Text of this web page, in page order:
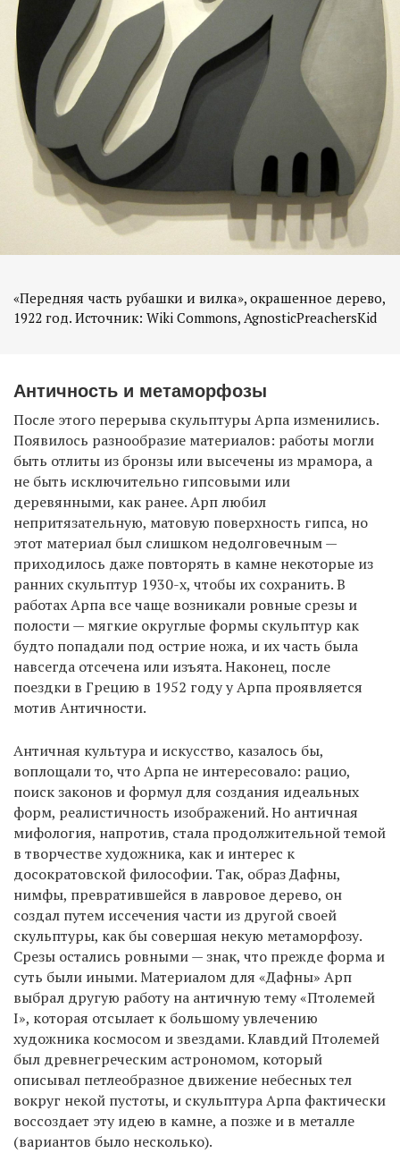
«Передняя часть рубашки и вилка», окрашенное дерево,
Античность и метаморфозы
После этого перерыва скульптуры Арпа изменились.
Появилось разнообразие материалов: работы могли
быть отлиты из бронзы или высечены из мрамора, а
не быть исключительно гипсовыми или
деревянными, как ранее. Арп любил
непритязательную, матовую поверхность гипса, но
этот материал был слишком недолговечным —
приходилось даже повторять в камне некоторые из
ранних скульптур 1930-х, чтобы их сохранить. В
работах Арпа все чаще возникали ровные срезы и
полости — мягкие округлые формы скульптур как
будто попадали под острие ножа, и их часть была
навсегда отсечена или изъята. Наконец, после
поездки в Грецию в 1952 году у Арпа проявляется
мотив Античности.
Античная культура и искусство, казалось бы,
воплощали то, что Арпа не интересовало: рацио,
поиск законов и формул для создания идеальных
форм, реалистичность изображений. Но античная
мифология, напротив, стала продолжительной темой
в творчестве художника, как и интерес к
досократовской философии. Так, образ Дафны,
нимфы, превратившейся в лавровое дерево, он
создал путем иссечения части из другой своей
скульптуры, как бы совершая некую метаморфозу.
Срезы остались ровными — знак, что прежде форма и
суть были иными. Материалом для «Дафны» Арп
выбрал другую работу на античную тему «Птолемей
I», которая отсылает к большому увлечению
художника космосом и звездами. Клавдий Птолемей
был древнегреческим астрономом, который
описывал петлеобразное движение небесных тел
вокруг некой пустоты, и скульптура Арпа фактически
воссоздает эту идею в камне, а позже и в металле
(вариантов было несколько).